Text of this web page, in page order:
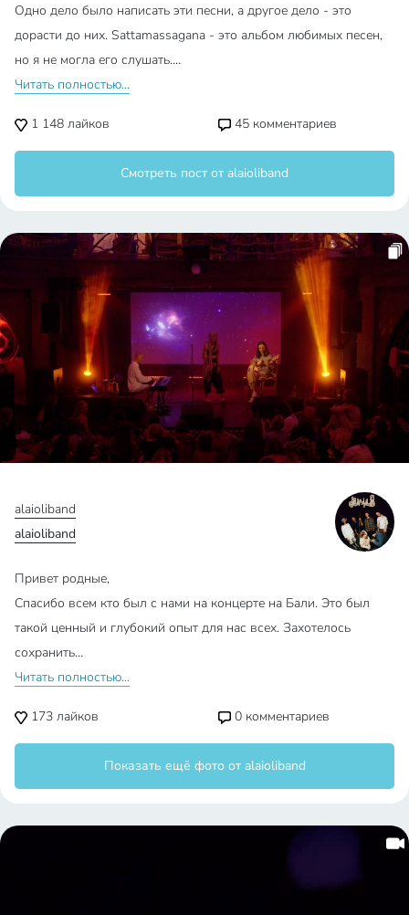
Одно дело было написать эти песни, а другое дело - это
дорасти до них. Sattamassagana - это альбом любимых песен,
но я не могла его слушать.…
Читать полностью...
1 148 лайков 45 комментариев
Смотреть пост от alaioliband
alaioliband
alaioliband
Привет родные,
Спасибо всем кто был с нами на концерте на Бали. Это был
такой ценный и глубокий опыт для нас всех. Захотелось
сохранить…
Читать полностью...
173 лайков 0 комментариев
Показать ещё фото от alaioliband